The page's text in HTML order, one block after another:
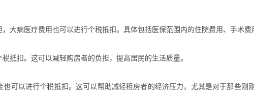
大病医疗费用也可以进行个税抵扣。具体包括医保范围内的住院费用、手术费
抵扣。这可以减轻购房者的负担，提高居民的生活质量。
也可以进行个税抵扣。这可以帮助减轻租房者的经济压力，尤其是对于那些刚